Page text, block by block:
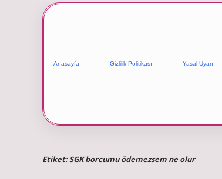
Anasayfa Gizlilik Politikası Yasal Uyarı
Etiket:SGK borcumu ödemezsem ne olur